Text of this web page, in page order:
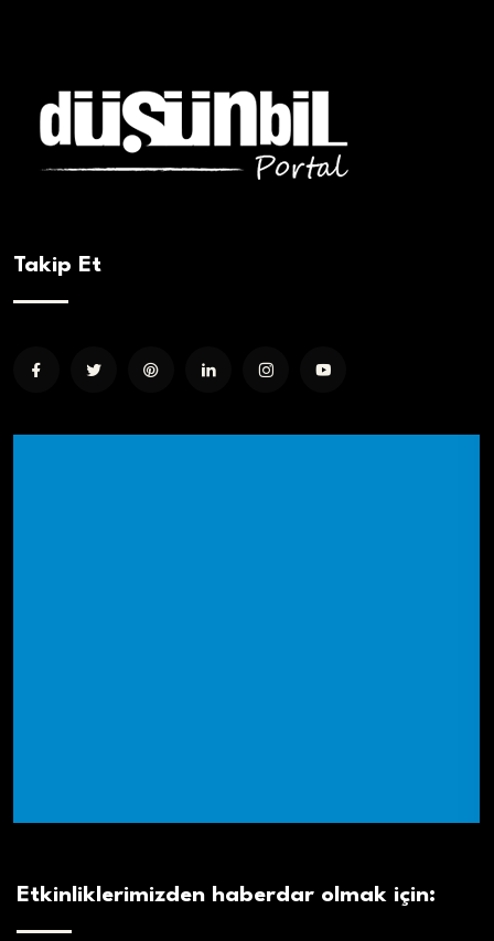
Takip Et
Etkinliklerimizden haberdar olmak için: